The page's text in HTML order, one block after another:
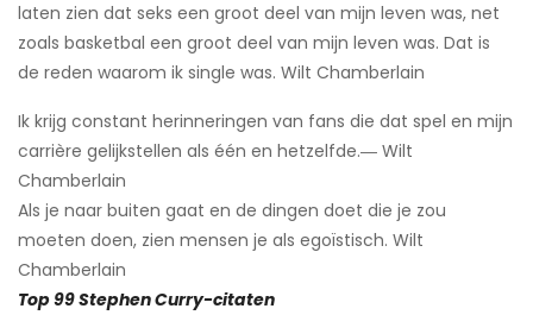
laten zien dat seks een groot deel van mijn leven was, net
zoals basketbal een groot deel van mijn leven was. Dat is
de reden waarom ik single was. Wilt Chamberlain
Ik krijg constant herinneringen van fans die dat spel en mijn
carrière gelijkstellen als één en hetzelfde.― Wilt
Chamberlain
Als je naar buiten gaat en de dingen doet die je zou
moeten doen, zien mensen je als egoïstisch. Wilt
Chamberlain
Top 99 Stephen Curry-citaten